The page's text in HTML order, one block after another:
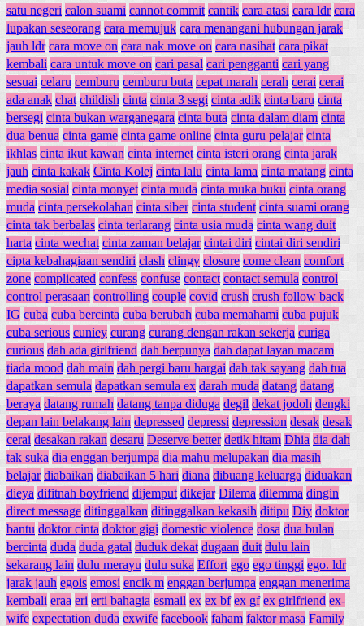
satu negeri calon suami cannot commit cantik cara atasi cara ldr cara
lupakan seseorang cara memujuk cara menangani hubungan jarak
jauh ldr cara move on cara nak move on cara nasihat cara pikat
kembali cara untuk move on cari pasal cari pengganti cari yang
sesuai celaru cemburu cemburu buta cepat marah cerah cerai cerai
ada anak chat childish cinta cinta 3 segi cinta adik cinta baru cinta
bersegi cinta bukan warganegara cinta buta cinta dalam diam cinta
dua benua cinta game cinta game online cinta guru pelajar cinta
ikhlas cinta ikut kawan cinta internet cinta isteri orang cinta jarak
jauh cinta kakak Cinta Kolej cinta lalu cinta lama cinta matang cinta
media sosial cinta monyet cinta muda cinta muka buku cinta orang
muda cinta persekolahan cinta siber cinta student cinta suami orang
cinta tak berbalas cinta terlarang cinta usia muda cinta wang duit
harta cinta wechat cinta zaman belajar cintai diri cintai diri sendiri
cipta kebahagiaan sendiri clash clingy closure come clean comfort
zone complicated confess confuse contact contact semula control
control perasaan controlling couple covid crush crush follow back
IG cuba cuba bercinta cuba berubah cuba memahami cuba pujuk
cuba serious cuniey curang curang dengan rakan sekerja curiga
curious dah ada girlfriend dah berpunya dah dapat layan macam
tiada mood dah main dah pergi baru hargai dah tak sayang dah tua
dapatkan semula dapatkan semula ex darah muda datang datang
beraya datang rumah datang tanpa diduga degil dekat jodoh dengki
depan lain belakang lain depressed depressi depression desak desak
cerai desakan rakan desaru Deserve better detik hitam Dhia dia dah
tak suka dia enggan berjumpa dia mahu melupakan dia masih
belajar diabaikan diabaikan 5 hari diana dibuang keluarga diduakan
dieya difitnah boyfriend dijemput dikejar Dilema dilemma dingin
direct message ditinggalkan ditinggalkan kekasih ditipu Diy doktor
bantu doktor cinta doktor gigi domestic violence dosa dua bulan
bercinta duda duda gatal duduk dekat dugaan duit dulu lain
sekarang lain dulu merayu dulu suka Effort ego ego tinggi ego. ldr
jarak jauh egois emosi encik m enggan berjumpa enggan menerima
kembali eraa eri erti bahagia esmail ex ex bf ex gf ex girlfriend ex-
wife expectation duda exwife facebook faham faktor masa Family